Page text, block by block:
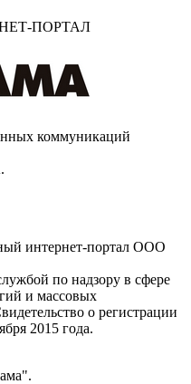
ПОРТАЛ
коммуникаций
интернет-портал ООО
по надзору в сфере
и массовых
о регистрации
2015 года.